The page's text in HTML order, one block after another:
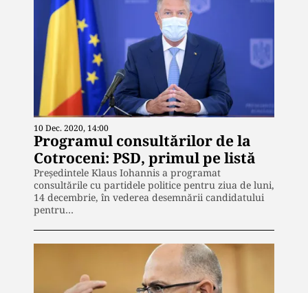
10 Dec. 2020, 14:00
Programul consultărilor de la
Cotroceni: PSD, primul pe listă
Președintele Klaus Iohannis a programat
consultările cu partidele politice pentru ziua de luni,
14 decembrie, în vederea desemnării candidatului
pentru…